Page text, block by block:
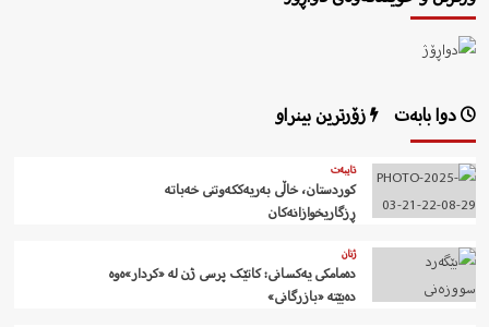
دوا بابەت زۆرترین بینراو
تایبەت
کوردستان، خاڵی بەریەککەوتنی خەباتە
ڕزگاریخوازانەکان
ژنان
دەمامکی یەکسانی: کاتێک پرسی ژن لە «کردار»ەوە
دەبێتە «بازرگانی»